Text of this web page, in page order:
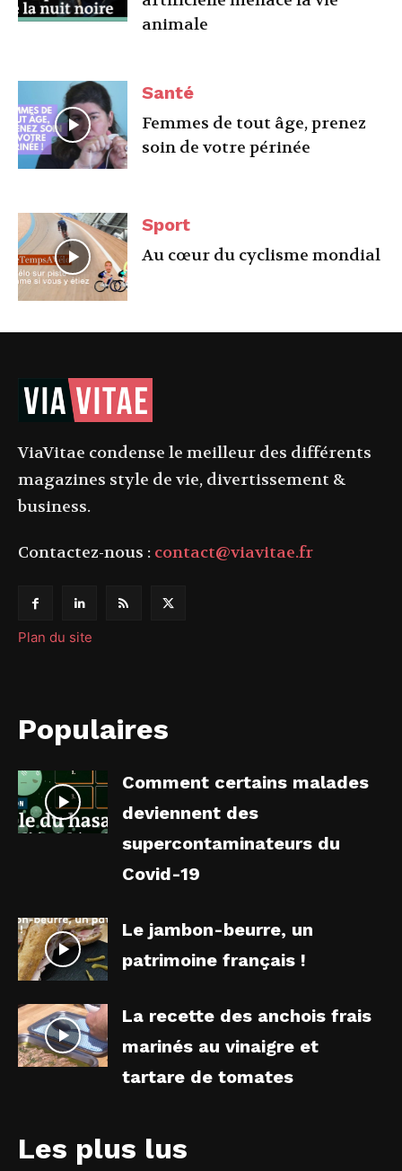
animale
Santé
Femmes de tout âge, prenez
soin de votre périnée
Sport
Au cœur du cyclisme mondial
ViaVitae condense le meilleur des différents
magazines style de vie, divertissement &
business.
Contactez-nous : contact@viavitae.fr
Plan du site
Populaires
Comment certains malades
deviennent des
supercontaminateurs du
Covid-19
Le jambon-beurre, un
patrimoine français !
La recette des anchois frais
marinés au vinaigre et
tartare de tomates
Les plus lus